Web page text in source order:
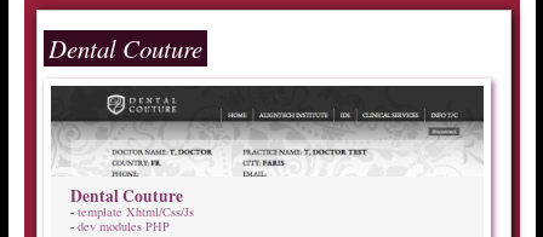
Dental Couture
Dental Couture
-template Xhtml/Css/Js
-dev modules PHP